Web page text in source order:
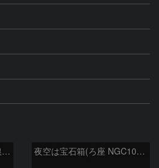
M109 (おおぐま座棒渦巻銀河） 夜空は宝石箱(ろ座 NGC1097) Seestar50